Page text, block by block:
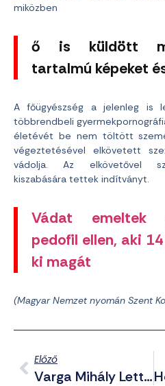
miközben
ő is küldött
tartalmú képeket
A főügyészség a jelenleg is
többrendbeli
életévét be nem töltött
végeztetésével elkövetett
vádolja. Az elkövetővel
kiszabására tettek indítványt.
Vádat emeltek
pedofil ellen, aki
ki magát
(Magyar Nemzet nyomán Szent
Előző
Varga Mihály Lett Az MNB Vezetője